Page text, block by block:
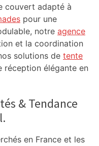
couvert adapté à
pour une
notre agence
et la coordination
solutions de tente
réception élégante en
& Tendance
en France et les